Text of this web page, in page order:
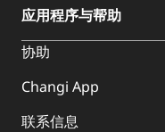
应用程序与帮助
协助
Changi App
联系信息